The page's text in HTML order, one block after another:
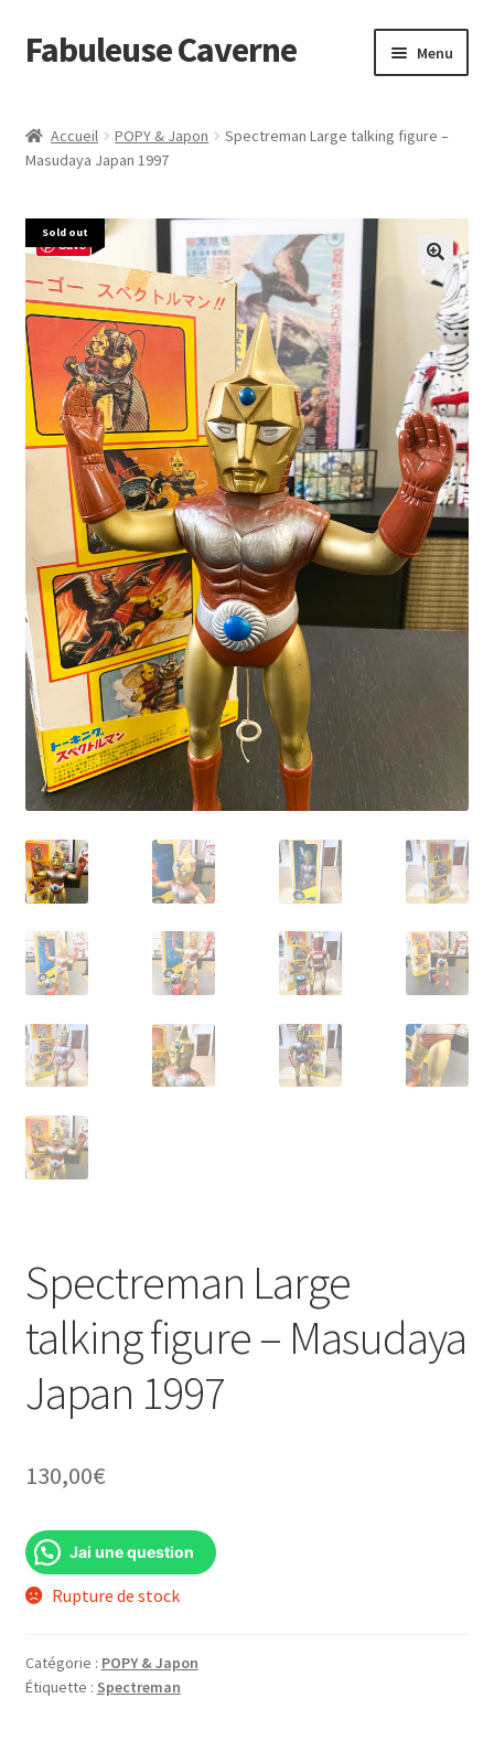
Aller
à
navigation
Aller
au
Fabuleuse Caverne Menu
En boutique
menu
enfant
Superflat Museum Murakami
En réapprovisionnement
Accueil POPY & Japon
Spectreman Large talking figure –
Masudaya Japan 1997
Sold out
Save
Spectreman Large
talking figure – Masudaya
Japan 1997
130,00€
Jai une question
Rupture de stock
Catégorie : POPY & Japon
Étiquette : Spectreman